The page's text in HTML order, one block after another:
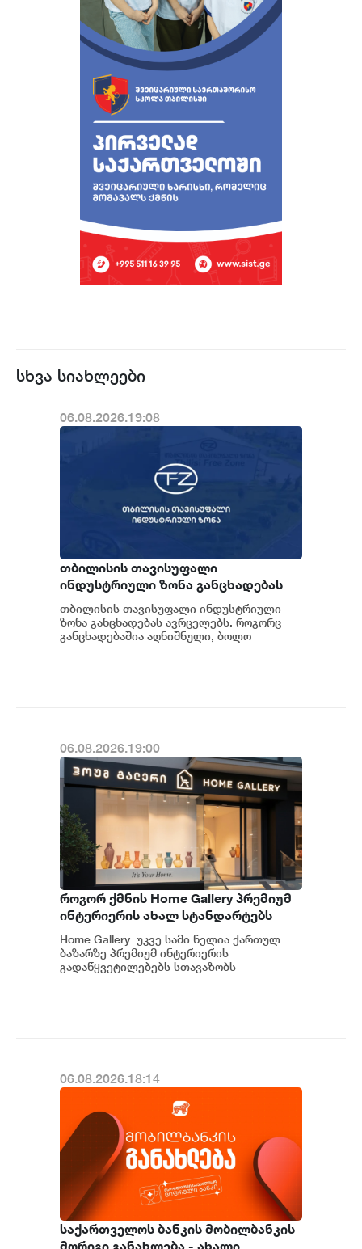
სხვა სიახლეები
06.08.2026.19:08
თბილისის თავისუფალი
ინდუსტრიული ზონა განცხადებას
ავრცელებს
თბილისის თავისუფალი ინდუსტრიული
ზონა განცხადებას ავრცელებს. როგორც
განცხადებაშია აღნიშნული, ბოლო
06.08.2026.19:00
როგორ ქმნის Home Gallery პრემიუმ
ინტერიერის ახალ სტანდარტებს
საქართველოში
Home Gallery უკვე სამი წელია ქართულ
ბაზარზე პრემიუმ ინტერიერის
გადაწყვეტილებებს სთავაზობს
06.08.2026.18:14
საქართველოს ბანკის მობილბანკის